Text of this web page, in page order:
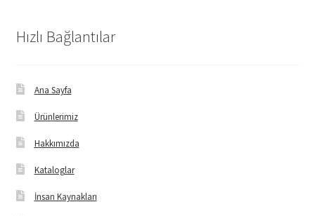
Hızlı Bağlantılar
Ana Sayfa
Ürünlerimiz
Hakkımızda
Kataloglar
İnsan Kaynakları